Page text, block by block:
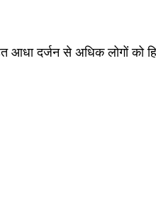
दर्जन से अधिक लोगों को